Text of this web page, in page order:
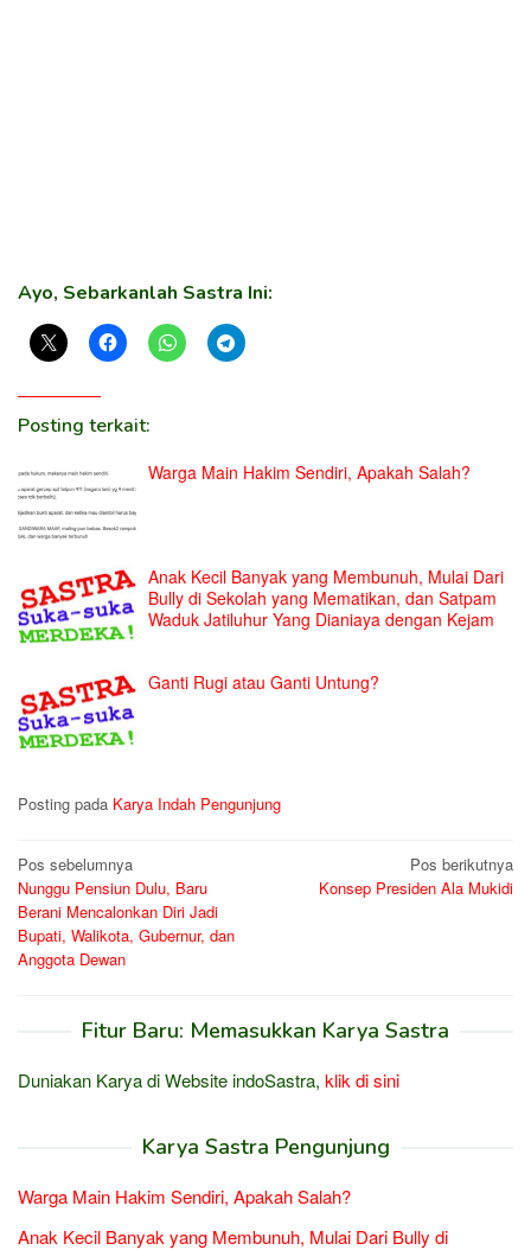
Ayo, Sebarkanlah Sastra Ini:
Posting terkait:
Warga Main Hakim Sendiri, Apakah Salah?
Anak Kecil Banyak yang Membunuh, Mulai Dari
Bully di Sekolah yang Mematikan, dan Satpam
Waduk Jatiluhur Yang Dianiaya dengan Kejam
Ganti Rugi atau Ganti Untung?
Posting pada Karya Indah Pengunjung
Navigasi
pos
Pos sebelumnya
Nunggu Pensiun Dulu, Baru
Berani Mencalonkan Diri Jadi
Bupati, Walikota, Gubernur, dan
Anggota Dewan
Pos berikutnya
Konsep Presiden Ala Mukidi
Fitur Baru: Memasukkan Karya Sastra
Duniakan Karya di Website indoSastra, klik di sini
Karya Sastra Pengunjung
Warga Main Hakim Sendiri, Apakah Salah?
Anak Kecil Banyak yang Membunuh, Mulai Dari Bully di